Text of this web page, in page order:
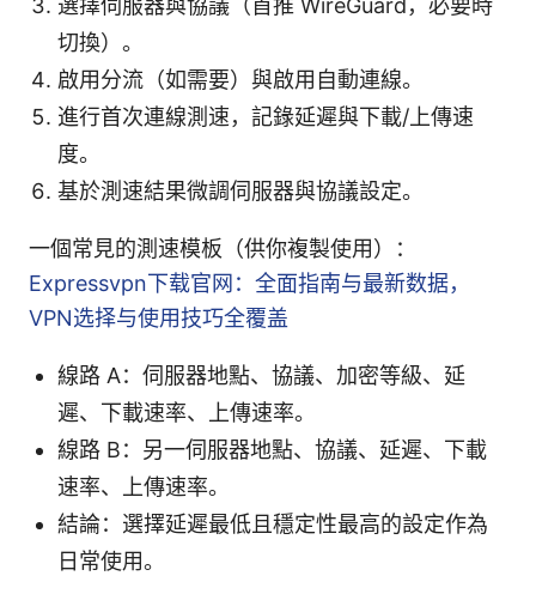
切換）。
啟用分流（如需要）與啟用自動連線。
進行首次連線測速，記錄延遲與下載/上傳速
度。
基於測速結果微調伺服器與協議設定。
一個常見的測速模板（供你複製使用）：
Expressvpn下载官网：全面指南与最新数据，
VPN选择与使用技巧全覆盖
線路 A：伺服器地點、協議、加密等級、延
遲、下載速率、上傳速率。
線路 B：另一伺服器地點、協議、延遲、下載
速率、上傳速率。
結論：選擇延遲最低且穩定性最高的設定作為
日常使用。